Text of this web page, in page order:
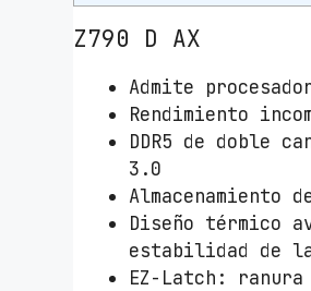
Z790 D AX
Admite
Rendimiento
DDR5 de doble
3.0
Almacenamiento
Diseño térmico
estabilidad de la
EZ-Latch: